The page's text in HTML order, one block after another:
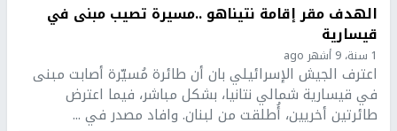
الهدف مقر إقامة نتيناهو ..مسيرة تصيب مبنى في
قيسارية
1 سنة، 9 أشهر ago
اعترف الجيش الإسرائيلي بان أن طائرة مُسيّرة أصابت مبنى
في قيسارية شمالي نتانيا، بشكل مباشر، فيما اعترض
طائرتين أخريين، أُطلقت من لبنان. وافاد مصدر في ...